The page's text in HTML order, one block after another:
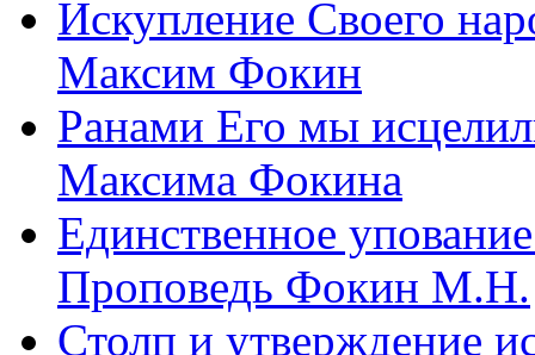
Искупление Своего
Максим Фокин
Ранами Его мы
Максима Фокина
Единственное
Проповедь Фокин М.Н.
Столп и утверждение